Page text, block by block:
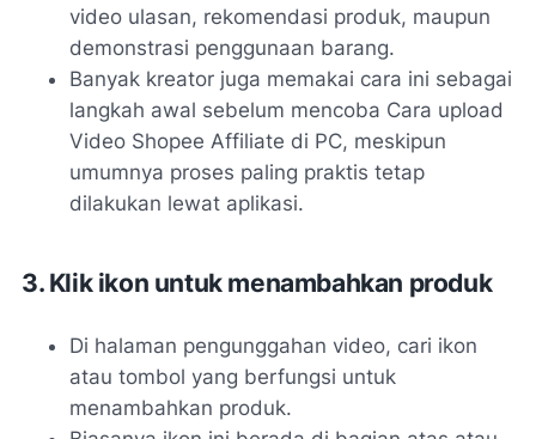
video ulasan, rekomendasi produk, maupun
demonstrasi penggunaan barang.
Banyak kreator juga memakai cara ini sebagai
langkah awal sebelum mencoba Cara upload
Video Shopee Affiliate di PC, meskipun
umumnya proses paling praktis tetap
dilakukan lewat aplikasi.
3. Klik ikon untuk menambahkan produk
Di halaman pengunggahan video, cari ikon
atau tombol yang berfungsi untuk
menambahkan produk.